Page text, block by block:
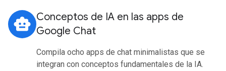
smart_toy Conceptos de IA en las apps de
Google Chat
Compila ocho apps de chat minimalistas que se
integran con conceptos fundamentales de la IA.